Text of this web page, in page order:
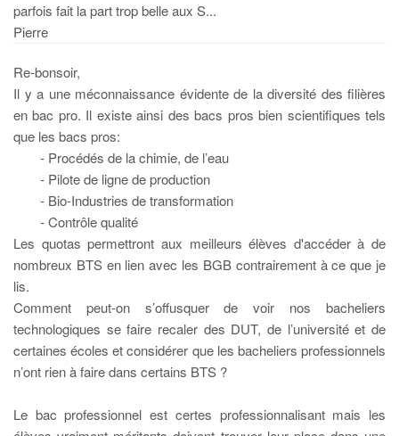
parfois fait la part trop belle aux S...
Pierre
Re-bonsoir,
Il y a une méconnaissance évidente de la diversité des filières
en bac pro. Il existe ainsi des bacs pros bien scientifiques tels
que les bacs pros:
- Procédés de la chimie, de l’eau
- Pilote de ligne de production
- Bio-Industries de transformation
- Contrôle qualité
Les quotas permettront aux meilleurs élèves d'accéder à de
nombreux BTS en lien avec les BGB contrairement à ce que je
lis.
Comment peut-on s’offusquer de voir nos bacheliers
technologiques se faire recaler des DUT, de l’université et de
certaines écoles et considérer que les bacheliers professionnels
n’ont rien à faire dans certains BTS ?
Le bac professionnel est certes professionnalisant mais les